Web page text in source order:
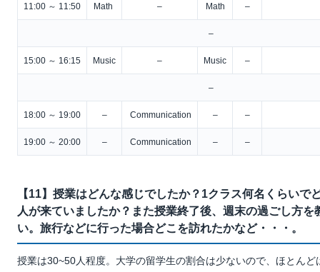
11:00 ～ 11:50 Math – Math –
–
15:00 ～ 16:15 Music – Music –
–
18:00 ～ 19:00 – Communication – –
19:00 ～ 20:00 – Communication – –
【11】授業はどんな感じでしたか？1クラス何名くらいで
人が来ていましたか？また授業終了後、週末の過ごし方を
い。旅行などに行った場合どこを訪れたかなど・・・。
授業は30~50人程度。大学の留学生の割合は少ないので、ほとんど